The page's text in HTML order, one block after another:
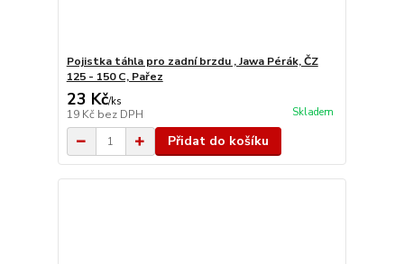
Pojistka táhla pro zadní brzdu , Jawa Pérák, ČZ
125 - 150 C, Pařez
23 Kč/ks
19 Kč bez DPH Skladem
Přidat do košíku